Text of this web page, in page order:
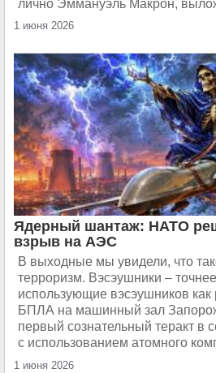
лично Эммануэль Макрон,
1 июня 2026
Ядерный шантаж: НАТО
взрыв на АЭС
В выходные мы увидели, что
терроризм. Вэсэушники –
использующие вэсэушников как
БПЛА на машинный зал
первый сознательный теракт в
с использованием атомного
1 июня 2026